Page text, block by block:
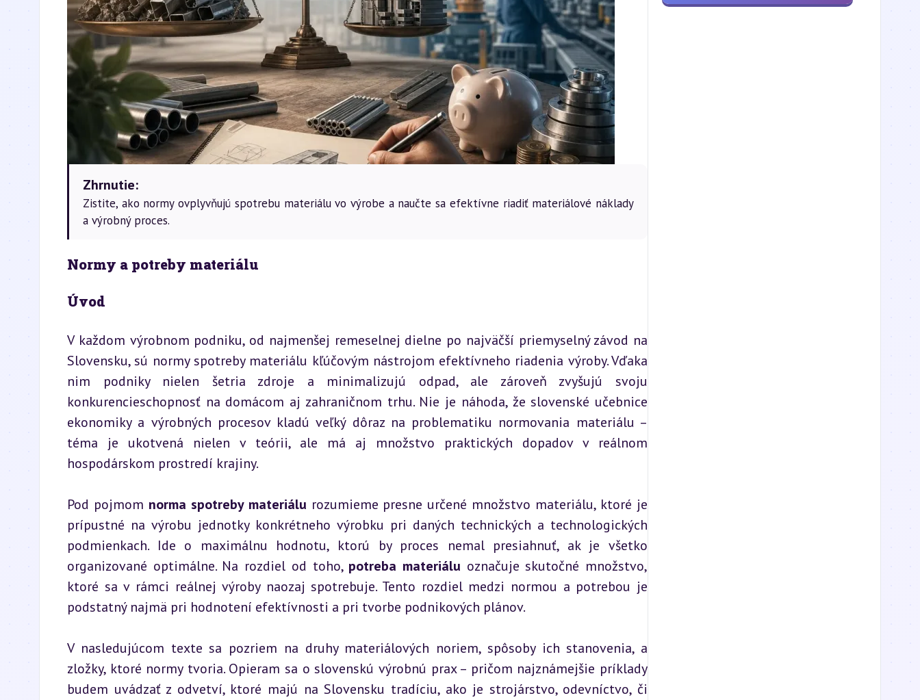
Zhrnutie:
Zistite, ako normy ovplyvňujú spotrebu materiálu vo výrobe a naučte sa efektívne riadiť materiálové náklady
a výrobný proces.
Normy a potreby materiálu
Úvod
V každom výrobnom podniku, od najmenšej remeselnej dielne po najväčší priemyselný závod na
Slovensku, sú normy spotreby materiálu kľúčovým nástrojom efektívneho riadenia výroby. Vďaka
nim podniky nielen šetria zdroje a minimalizujú odpad, ale zároveň zvyšujú svoju
konkurencieschopnosť na domácom aj zahraničnom trhu. Nie je náhoda, že slovenské učebnice
ekonomiky a výrobných procesov kladú veľký dôraz na problematiku normovania materiálu –
téma je ukotvená nielen v teórii, ale má aj množstvo praktických dopadov v reálnom
hospodárskom prostredí krajiny.
Pod pojmom norma spotreby materiálu rozumieme presne určené množstvo materiálu, ktoré je
prípustné na výrobu jednotky konkrétneho výrobku pri daných technických a technologických
podmienkach. Ide o maximálnu hodnotu, ktorú by proces nemal presiahnuť, ak je všetko
organizované optimálne. Na rozdiel od toho, potreba materiálu označuje skutočné množstvo,
ktoré sa v rámci reálnej výroby naozaj spotrebuje. Tento rozdiel medzi normou a potrebou je
podstatný najmä pri hodnotení efektívnosti a pri tvorbe podnikových plánov.
V nasledujúcom texte sa pozriem na druhy materiálových noriem, spôsoby ich stanovenia, a
zložky, ktoré normy tvoria. Opieram sa o slovenskú výrobnú prax – pričom najznámejšie príklady
budem uvádzať z odvetví, ktoré majú na Slovensku tradíciu, ako je strojárstvo, odevníctvo, či